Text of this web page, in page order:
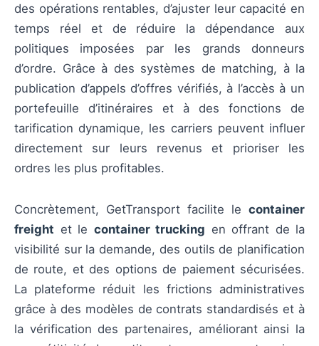
des opérations rentables, d’ajuster leur capacité en
temps réel et de réduire la dépendance aux
politiques imposées par les grands donneurs
d’ordre. Grâce à des systèmes de matching, à la
publication d’appels d’offres vérifiés, à l’accès à un
portefeuille d’itinéraires et à des fonctions de
tarification dynamique, les carriers peuvent influer
directement sur leurs revenus et prioriser les
ordres les plus profitables.
Concrètement, GetTransport facilite le container
freight et le container trucking en offrant de la
visibilité sur la demande, des outils de planification
de route, et des options de paiement sécurisées.
La plateforme réduit les frictions administratives
grâce à des modèles de contrats standardisés et à
la vérification des partenaires, améliorant ainsi la